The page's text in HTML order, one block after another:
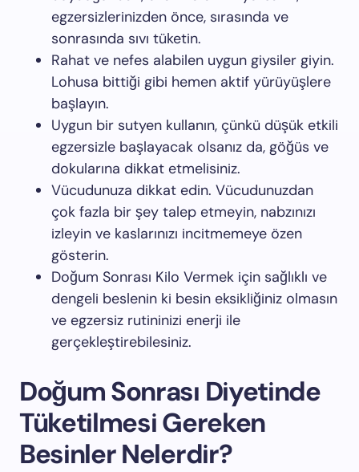
egzersizlerinizden önce, sırasında ve
sonrasında sıvı tüketin.
Rahat ve nefes alabilen uygun giysiler giyin.
Lohusa bittiği gibi hemen aktif yürüyüşlere
başlayın.
Uygun bir sutyen kullanın, çünkü düşük etkili
egzersizle başlayacak olsanız da, göğüs ve
dokularına dikkat etmelisiniz.
Vücudunuza dikkat edin. Vücudunuzdan
çok fazla bir şey talep etmeyin, nabzınızı
izleyin ve kaslarınızı incitmemeye özen
gösterin.
Doğum Sonrası Kilo Vermek için sağlıklı ve
dengeli beslenin ki besin eksikliğiniz olmasın
ve egzersiz rutininizi enerji ile
gerçekleştirebilesiniz.
Doğum Sonrası Diyetinde
Tüketilmesi Gereken
Besinler Nelerdir?